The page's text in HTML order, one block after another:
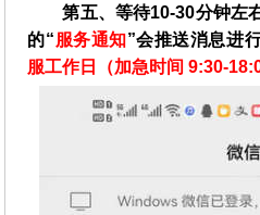
第五、等待10-30分钟左
的“服务通知”会推送消息进
服工作日（加急时间 9:30-